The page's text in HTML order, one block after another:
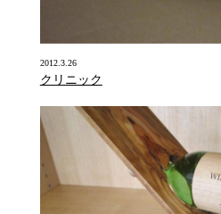
2012.3.26
クリニック